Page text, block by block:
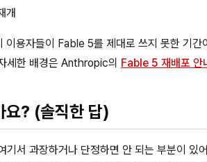
개
용자들이 Fable 5를 제대로 쓰지 못한 기
세한 배경은 Anthropic의 Fable 5 재배포 안
요? (솔직한 답)
기서 과장하거나 단정하면 안 되는 부분이 있